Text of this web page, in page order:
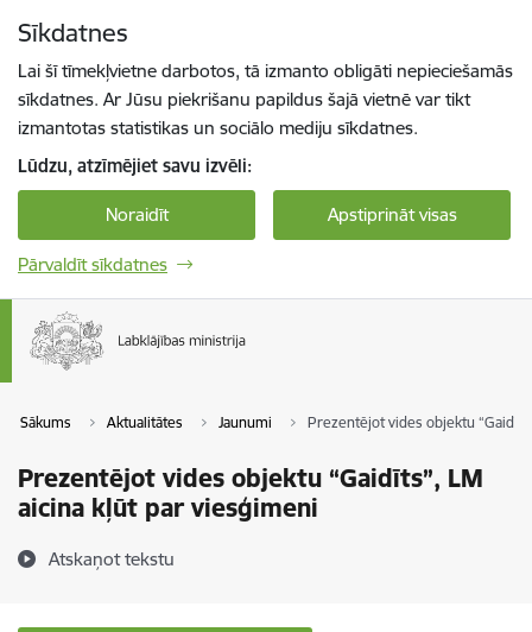
Sīkdatnes
Lai šī tīmekļvietne darbotos, tā izmanto obligāti nepieciešamās
sīkdatnes. Ar Jūsu piekrišanu papildus šajā vietnē var tikt
izmantotas statistikas un sociālo mediju sīkdatnes.
Lūdzu, atzīmējiet savu izvēli:
Noraidīt Apstiprināt visas
Pārvaldīt sīkdatnes
Sākums Aktualitātes Jaunumi Prezentējot vides objektu
Prezentējot vides objektu “Gaidīts”, LM
aicina kļūt par viesģimeni
Atskaņot tekstu